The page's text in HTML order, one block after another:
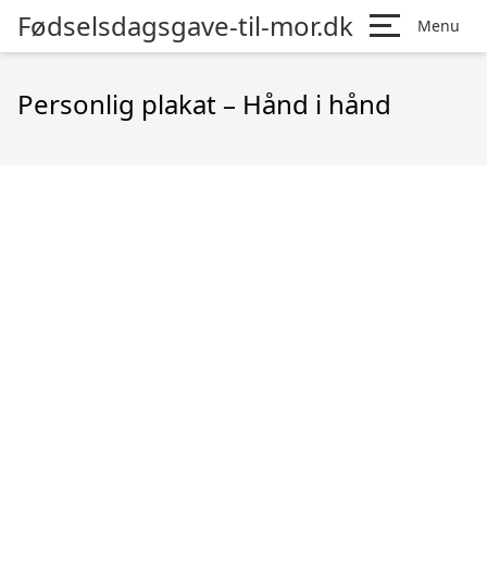
Fødselsdagsgave-til-mor.dk Menu
Personlig plakat – Hånd i hånd